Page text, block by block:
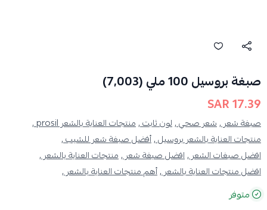
صبغة بروسيل 100 ملي (7,003)
17.39 SAR
صبغة شعر ,شعر صحي ,لون ثابت ,منتجات العناية بالشعر prosil ,
منتجات العناية بالشعر بروسيل ,أفضل صبغة شعر للشيب ,
افضل صبغات الشعر ,افضل صبغة شعر ,منتجات العناية بالشعر ,
افضل منتجات العناية بالشعر ,أهم منتجات العناية بالشعر ,
متوفر